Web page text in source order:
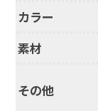
カラー
素材
その他